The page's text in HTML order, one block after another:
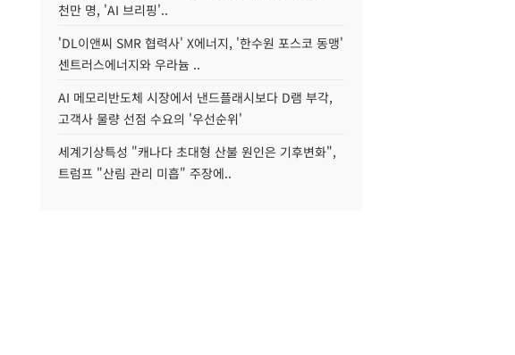
천만 명, 'AI 브리핑'..
'DL이앤씨 SMR 협력사' X에너지, '한수원 포스코 동맹'
센트러스에너지와 우라늄 ..
AI 메모리반도체 시장에서 낸드플래시보다 D램 부각,
고객사 물량 선점 수요의 '우선순위'
세계기상특성 "캐나다 초대형 산불 원인은 기후변화",
트럼프 "산림 관리 미흡" 주장에..